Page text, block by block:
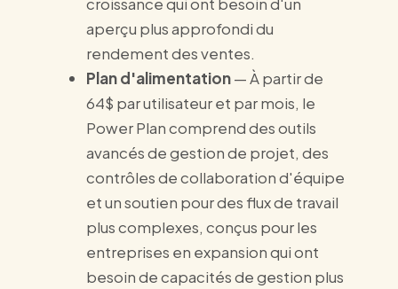
croissance qui ont besoin d'un
aperçu plus approfondi du
rendement des ventes.
Plan d'alimentation— À partir de
64$ par utilisateur et par mois, le
Power Plan comprend des outils
avancés de gestion de projet, des
contrôles de collaboration d'équipe
et un soutien pour des flux de travail
plus complexes, conçus pour les
entreprises en expansion qui ont
besoin de capacités de gestion plus